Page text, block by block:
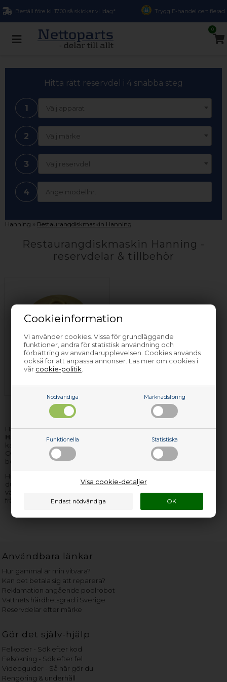
Cookieinformation
Vi använder cookies. Vissa för grundläggande
funktioner, andra för statistisk användning och
förbättring av användarupplevelsen. Cookies används
också för att anpassa annonser. Läs mer om cookies i
vår cookie-politik
Nödvändiga Marknadsföring
Funktionella Statistiska
Visa cookie-detaljer
Beställ före kl. 17.00 så skickar vi idag* Trygg E-handel certifierad
0
Hitta rätt reservdel i 4 snabba steg
1 Välj apparat
2 Välj märke
3 Välj reservdel
4
Hanning » Restaurangdiskmaskin Hanning
Restaurangdiskmaskin Hanning -
reservdelar & tillbehör
Omloppspump -
Hanning -
Här hittar du ett av Nordens största urval avreservdelar till
Hanning restaurangdiskmaskin
. De delar vi inte har på lager,
kan vi för det mesta få hem och leverera till dig inom få dagar.
Oavsett vilken Hanning restaurangdiskmaskin reservdel du
behöver, så är vi de rätta att hitta delen hos.
Hittar du inte den Hanning restaurangdiskmaskin reservdel som
du behöver, så
kontakta ossgärna – vi är redo att hjälpa och
vägleda dig! Kom ihåg att ge så mycket information som möjligt
från Hanning
restaurangdiskmaskin typskylten
Användbara länkar
Hur gammal är min vitvara?
Kan det betala sig att reparera?
Reklamation angående poolrobot
Vattnets hårdhetsgrad i Sverige
Reservdelar efter märke
Gör det själv-hjälp
Felkoder - Sök efter kod
Felsökning - Sök efter fel
Videoguider - Så här gör du
Rengöring & underhåll